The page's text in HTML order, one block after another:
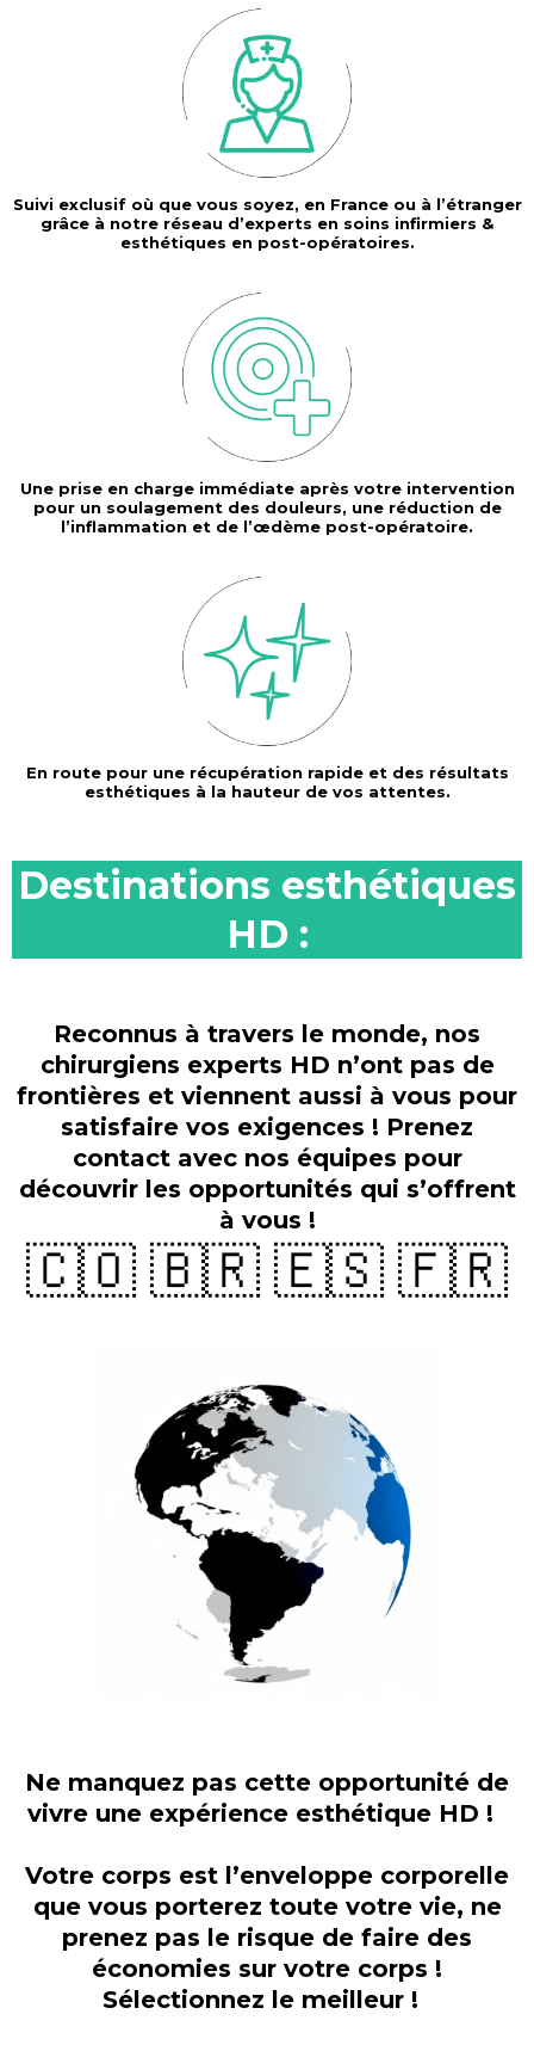
Suivi exclusif où que vous soyez, en France ou à l’étranger
grâce à notre réseau d’experts en soins infirmiers &
esthétiques en post-opératoires.
Une prise en charge immédiate après votre intervention
pour un soulagement des douleurs, une réduction de
l’inflammation et de l’œdème post-opératoire.
En route pour une récupération rapide et des résultats
esthétiques à la hauteur de vos attentes.
Destinations esthétiques
HD :
Reconnus à travers le monde, nos
chirurgiens experts HD n’ont pas de
frontières et viennent aussi à vous pour
satisfaire vos exigences ! Prenez
contact avec nos équipes pour
découvrir les opportunités qui s’offrent
à vous !
🇨🇴 🇧🇷 🇪🇸 🇫🇷
Ne manquez pas cette opportunité de
vivre une expérience esthétique HD !
Votre corps est l’enveloppe corporelle
que vous porterez toute votre vie, ne
prenez pas le risque de faire des
économies sur votre corps !
Sélectionnez le meilleur !